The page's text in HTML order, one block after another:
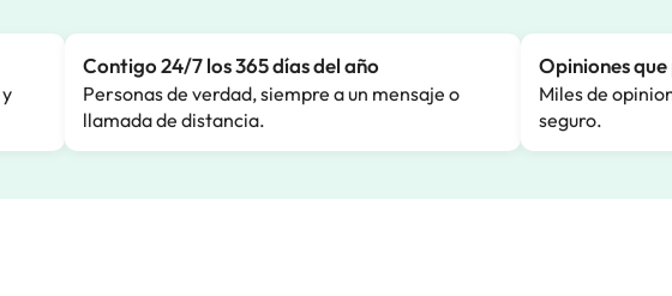
Contigo 24/7 los 365 días del año
Personas de verdad, siempre a un mensaje o
llamada de distancia.
Opiniones
Miles de
seguro.